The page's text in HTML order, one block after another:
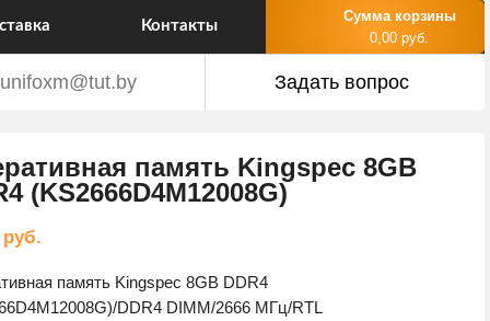
Контакты
Сумма корзины
0,00 руб.
unifoxm@tut.by Задать вопрос
память Kingspec 8GB
(KS2666D4M12008G)
руб.
память Kingspec 8GB DDR4
DDR4 DIMM/2666 МГц/RTL